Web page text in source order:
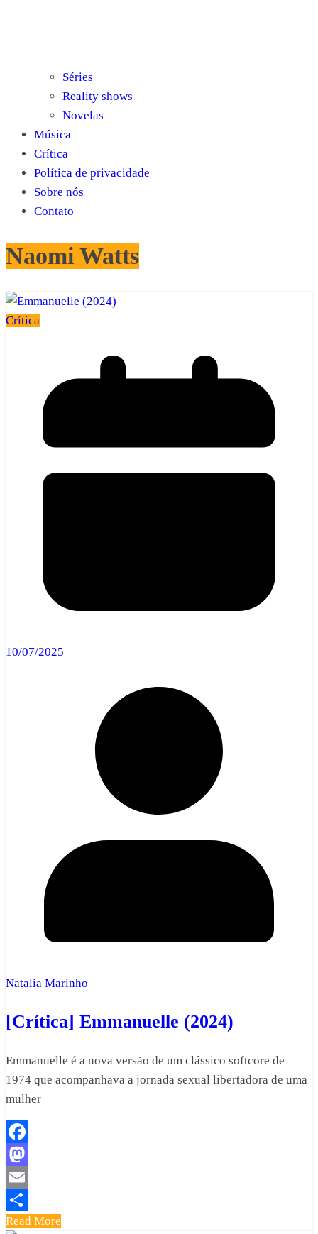
Séries
Reality shows
Novelas
Música
Crítica
Política de privacidade
Sobre nós
Contato
Naomi Watts
Crítica
10/07/2025
Natalia Marinho
[Crítica] Emmanuelle (2024)
Emmanuelle é a nova versão de um clássico softcore de
1974 que acompanhava a jornada sexual libertadora de uma
mulher
Facebook
Mastodon
Email
Share
Read More